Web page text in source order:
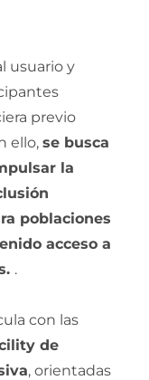
usuario y
previo
ello, se busca
la
poblaciones
acceso a
.
con las
de
, orientadas